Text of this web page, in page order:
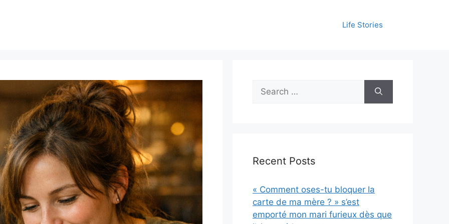
Life Stories
Search
for:
Recent Posts
« Comment oses-tu bloquer la
carte de ma mère ? » s’est
emporté mon mari furieux dès que